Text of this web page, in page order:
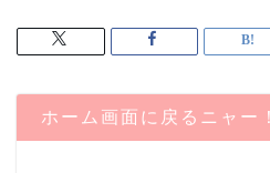
ホーム画面に戻るニャー！